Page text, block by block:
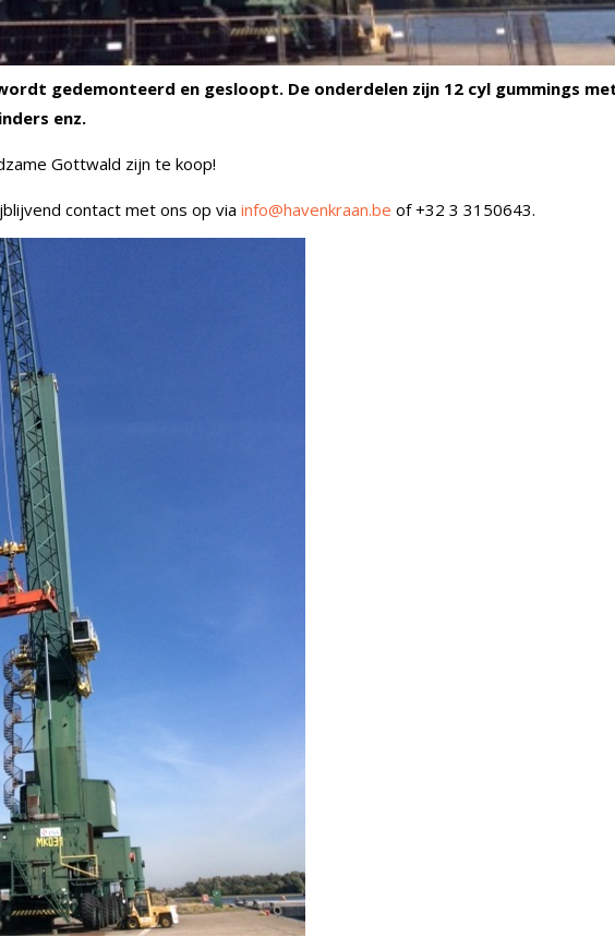
gedemonteerd en gesloopt. De onderdelen zijn 12 cyl gummings
enz.
Gottwald zijn te koop!
contact met ons op viainfo@havenkraan.be of +32 3 3150643.